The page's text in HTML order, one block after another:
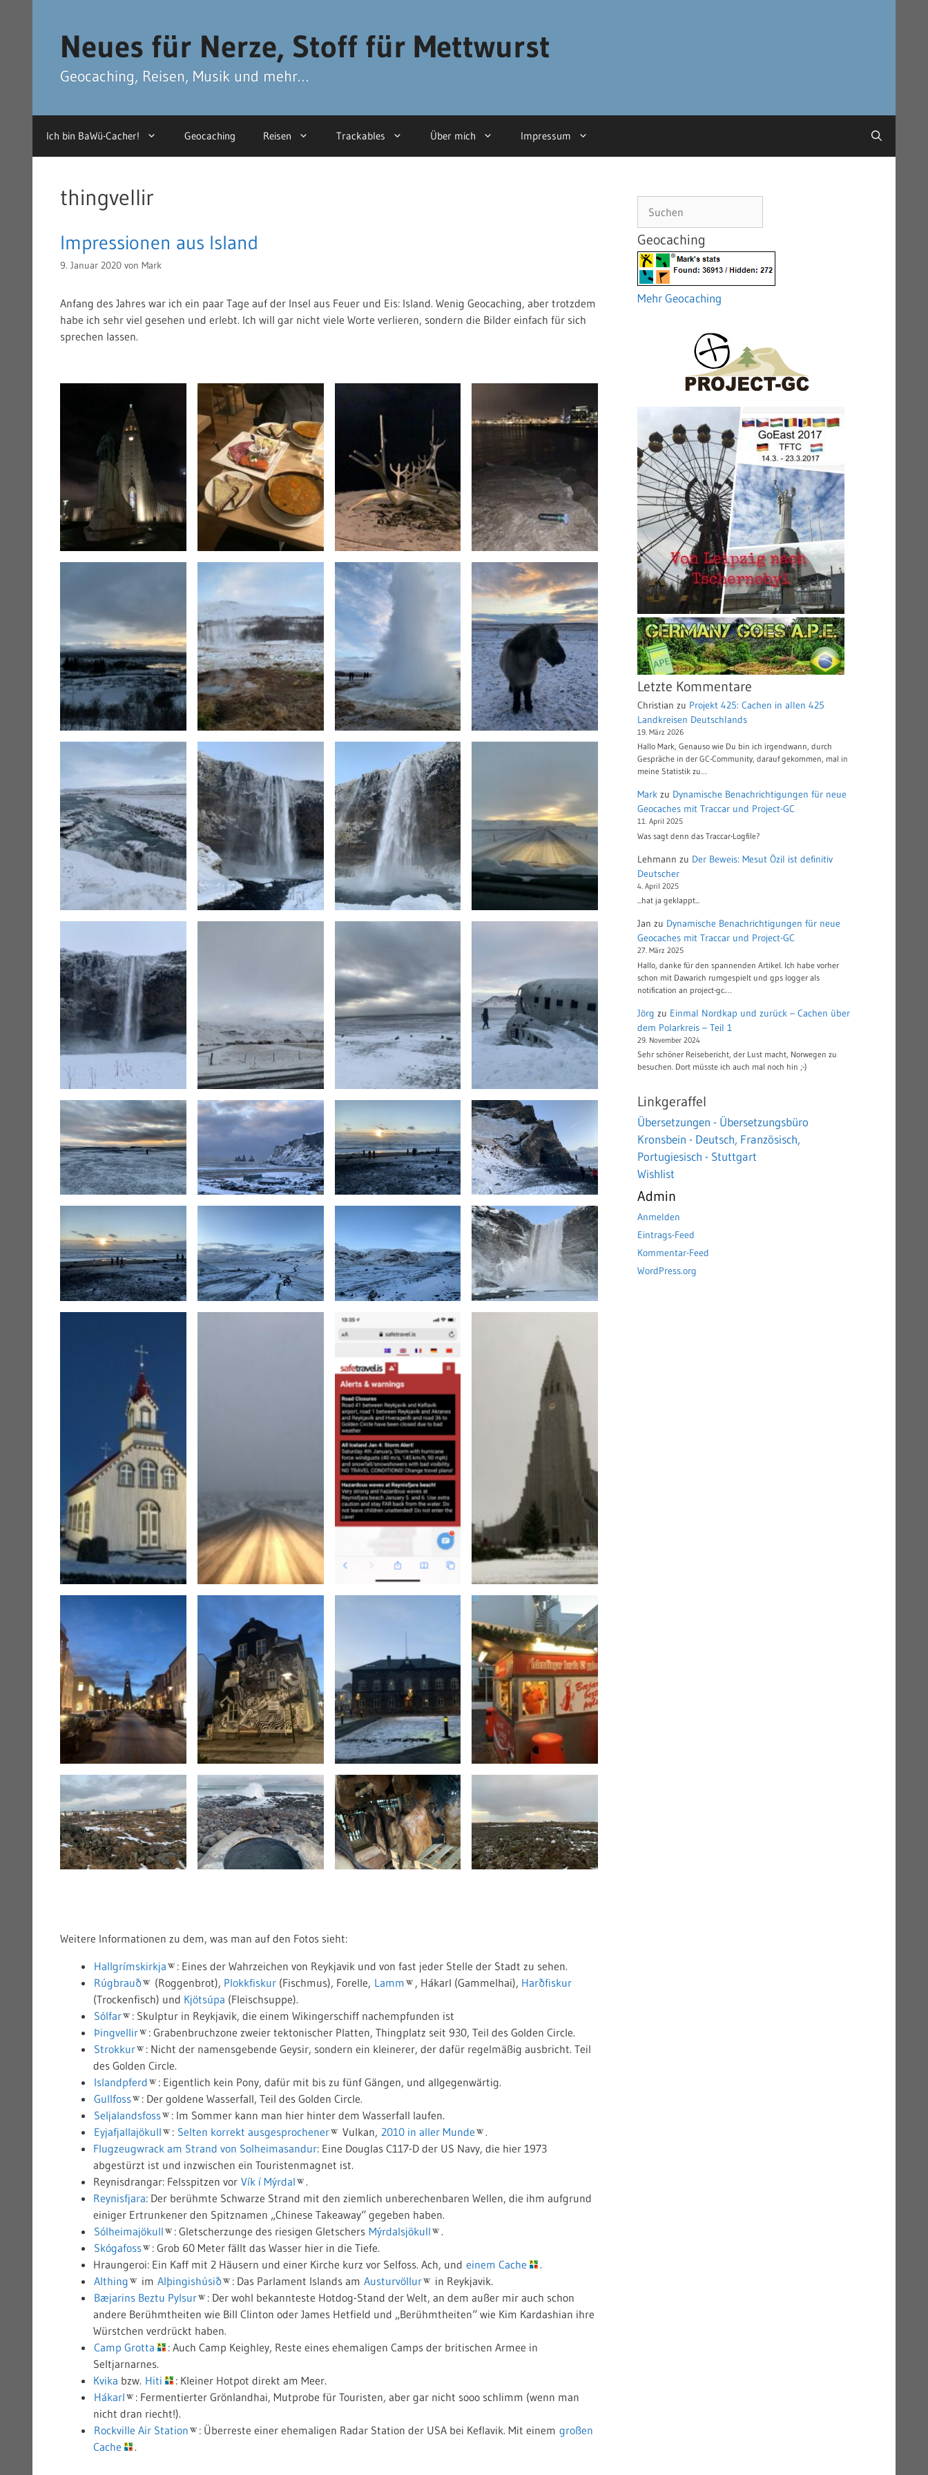
Neues für Nerze, Stoff für Mettwurst
Geocaching, Reisen, Musik und mehr…
Ich bin BaWü-Cacher! Geocaching Reisen Trackables Über mich Impressum
thingvellir
Impressionen aus Island
9. Januar 2020 von Mark
Anfang des Jahres war ich ein paar Tage auf der Insel aus Feuer und Eis: Island. Wenig Geocaching, aber trotzdem
habe ich sehr viel gesehen und erlebt. Ich will gar nicht viele Worte verlieren, sondern die Bilder einfach für sich
sprechen lassen.
Weitere Informationen zu dem, was man auf den Fotos sieht:
Hallgrímskirkja
: Eines der Wahrzeichen von Reykjavik und von fast jeder Stelle der Stadt zu sehen.
Rúgbrauð
(Roggenbrot), Plokkfiskur (Fischmus), Forelle, Lamm , Hákarl (Gammelhai), Harðfiskur
(Trockenfisch) und Kjötsúpa (Fleischsuppe).
Sólfar
: Skulptur in Reykjavik, die einem Wikingerschiff nachempfunden ist
Þingvellir
: Grabenbruchzone zweier tektonischer Platten, Thingplatz seit 930, Teil des Golden Circle.
Strokkur
: Nicht der namensgebende Geysir, sondern ein kleinerer, der dafür regelmäßig ausbricht. Teil
des Golden Circle.
Islandpferd
: Eigentlich kein Pony, dafür mit bis zu fünf Gängen, und allgegenwärtig.
Gullfoss
: Der goldene Wasserfall, Teil des Golden Circle.
Seljalandsfoss
: Im Sommer kann man hier hinter dem Wasserfall laufen.
Eyjafjallajökull
: Selten korrekt ausgesprochener Vulkan, 2010 in aller Munde
.
Flugzeugwrack am Strand von Solheimasandur: Eine Douglas C117-D der US Navy, die hier 1973
abgestürzt ist und inzwischen ein Touristenmagnet ist.
Reynisdrangar: Felsspitzen vor Vík í Mýrdal
.
Reynisfjara: Der berühmte Schwarze Strand mit den ziemlich unberechenbaren Wellen, die ihm aufgrund
einiger Ertrunkener den Spitznamen „Chinese Takeaway“ gegeben haben.
Sólheimajökull
: Gletscherzunge des riesigen Gletschers Mýrdalsjökull
.
Skógafoss
: Grob 60 Meter fällt das Wasser hier in die Tiefe.
Hraungeroi: Ein Kaff mit 2 Häusern und einer Kirche kurz vor Selfoss. Ach, und einem Cache
.
Althing
im Alþingishúsið : Das Parlament Islands am Austurvöllur
in Reykjavik.
Bæjarins Beztu Pylsur
: Der wohl bekannteste Hotdog-Stand der Welt, an dem außer mir auch schon
andere Berühmtheiten wie Bill Clinton oder James Hetfield und „Berühmtheiten“ wie Kim Kardashian ihre
Würstchen verdrückt haben.
Camp Grotta
: Auch Camp Keighley, Reste eines ehemaligen Camps der britischen Armee in
Seltjarnarnes.
Kvika bzw. Hiti
: Kleiner Hotpot direkt am Meer.
Hákarl
: Fermentierter Grönlandhai, Mutprobe für Touristen, aber gar nicht sooo schlimm (wenn man
nicht dran riecht!).
Rockville Air Station
: Überreste einer ehemaligen Radar Station der USA bei Keflavik. Mit einem großen
Cache
.
Geocaching
Mehr Geocaching
Letzte Kommentare
Christian zu Projekt 425: Cachen in allen 425
Landkreisen Deutschlands
19. März 2026
Hallo Mark, Genauso wie Du bin ich irgendwann, durch
Gespräche in der GC-Community, darauf gekommen, mal in
meine Statistik zu…
Mark zu Dynamische Benachrichtigungen für neue
Geocaches mit Traccar und Project-GC
11. April 2025
Was sagt denn das Traccar-Logfile?
Lehmann zu Der Beweis: Mesut Özil ist definitiv
Deutscher
4. April 2025
...hat ja geklappt...
Jan zu Dynamische Benachrichtigungen für neue
Geocaches mit Traccar und Project-GC
27. März 2025
Hallo, danke für den spannenden Artikel. Ich habe vorher
schon mit Dawarich rumgespielt und gps logger als
notification an project-gc.…
Jörg zu Einmal Nordkap und zurück – Cachen über
dem Polarkreis – Teil 1
29. November 2024
Sehr schöner Reisebericht, der Lust macht, Norwegen zu
besuchen. Dort müsste ich auch mal noch hin ;-)
Linkgeraffel
Übersetzungen - Übersetzungsbüro
Kronsbein - Deutsch, Französisch,
Portugiesisch - Stuttgart
Wishlist
Admin
Anmelden
Eintrags-Feed
Kommentar-Feed
WordPress.org